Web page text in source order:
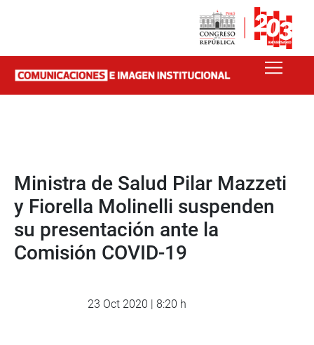
Ministra de Salud Pilar Mazzeti
y Fiorella Molinelli suspenden
su presentación ante la
Comisión COVID-19
23 Oct 2020 | 8:20 h